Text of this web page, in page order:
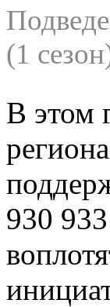
(1
В этом
930